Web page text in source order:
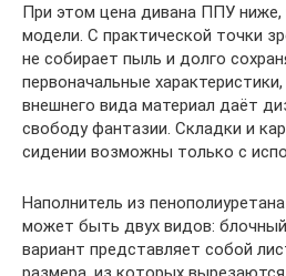
При этом цена дивана ППУ
модели. С практической точки
не собирает пыль и долго
первоначальные
внешнего вида материал даёт
свободу фантазии. Складки и
сидении возможны только с
Наполнитель из
может быть двух видов:
вариант представляет собой